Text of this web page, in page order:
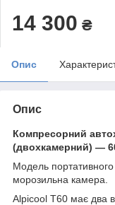
14 300 ₴
Опис
Опис
Компресорний
(двохкамерний) —
Модель
морозильна камера.
Alpicool T60 має два